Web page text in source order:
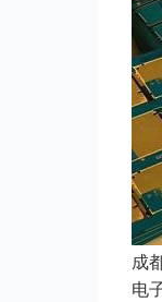
成
电